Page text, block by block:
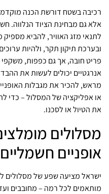
רכיבה בשטח דורשת הכנה
אלא גם מבחינת הציוד הנלווה.
לתנאי מזג האוויר, להביא
ובערכת תיקון תקר, ולהיות
פריט חובה, אך גם כפפות,
אנרגטיים יכולים לעשות את
מראש, להכיר את מגבלות
או אפליקציה של המסלול – כדי
את הטיול או לסכנו.
מסלולים
אופניים חשמליים
ישראל מציעה שפע של מסלולים
מותאמים לכל רמה – מחובבים